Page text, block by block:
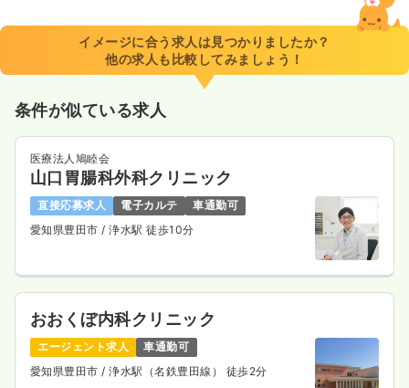
8:00～17:00（休憩60分）
担当業務未経験可
ブランク可
第二新卒可
日勤のみ（パート） 一時募集休止
給与 時給 1,350円〜
担当業務未経験可
ブランク可
第二新卒可
気になる 詳細を見る
イメージに合う求人は見つかりましたか？
他の求人も比較してみましょう！
条件が似ている求人
医療法人鳩睦会
山口胃腸科外科クリニック
直接応募求人 電子カルテ
車通勤可
愛知県豊田市 / 浄水駅 徒歩10分
おおくぼ内科クリニック
エージェント求人
車通勤可
愛知県豊田市 / 浄水駅（名鉄豊田線） 徒歩2分